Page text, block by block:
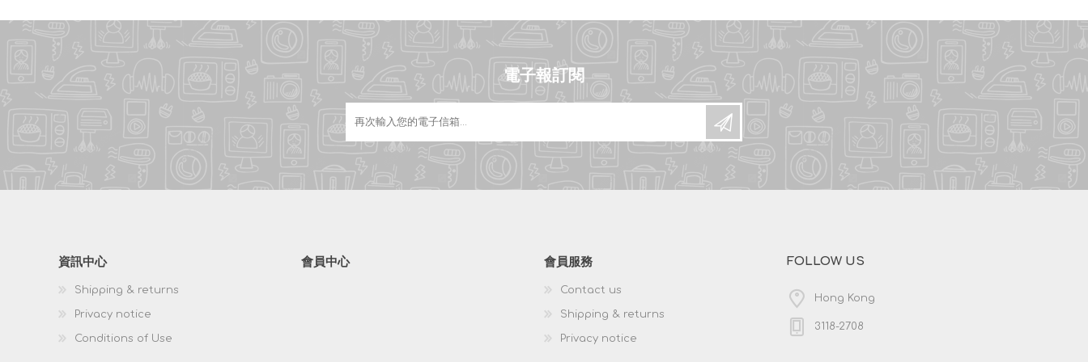
電子報訂閱
資訊中心
Shipping & returns
Privacy notice
Conditions of Use
會員中心 會員服務
Contact us
Shipping & returns
Privacy notice
FOLLOW US
Hong Kong
3118-2708